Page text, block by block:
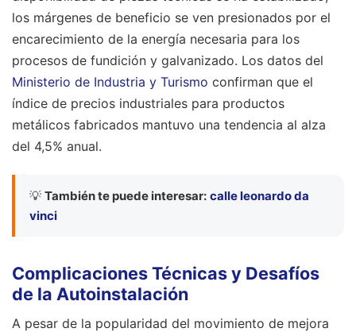
los márgenes de beneficio se ven presionados por el
encarecimiento de la energía necesaria para los
procesos de fundición y galvanizado. Los datos del
Ministerio de Industria y Turismo confirman que el
índice de precios industriales para productos
metálicos fabricados mantuvo una tendencia al alza
del 4,5% anual.
💡 También te puede interesar: calle leonardo da
vinci
Complicaciones Técnicas y Desafíos
de la Autoinstalación
A pesar de la popularidad del movimiento de mejora